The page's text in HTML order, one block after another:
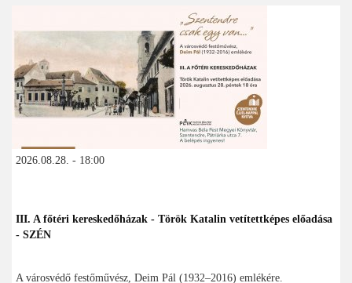
2026.08.28. - 18:00
III. A főtéri kereskedőházak - Török Katalin vetítettképes előadása
- SZÉN
A városvédő festőművész, Deim Pál (1932–2016) emlékére.